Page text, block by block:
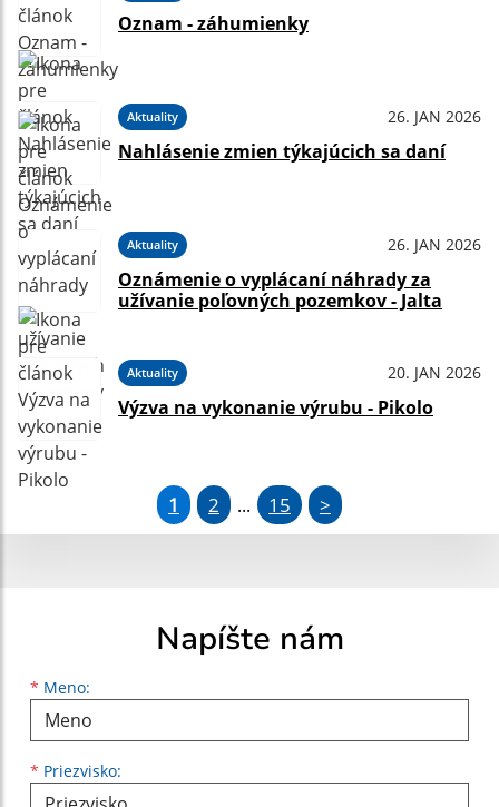
Oznam - záhumienky
Aktuality 26. JAN 2026
Nahlásenie zmien týkajúcich sa daní
Aktuality 26. JAN 2026
Oznámenie o vyplácaní náhrady za
užívanie poľovných pozemkov - Jalta
Aktuality 20. JAN 2026
Výzva na vykonanie výrubu - Pikolo
1 2 ... 15 >
Napíšte nám
* Meno:
Meno
* Priezvisko:
Priezvisko
E-mailová adresa